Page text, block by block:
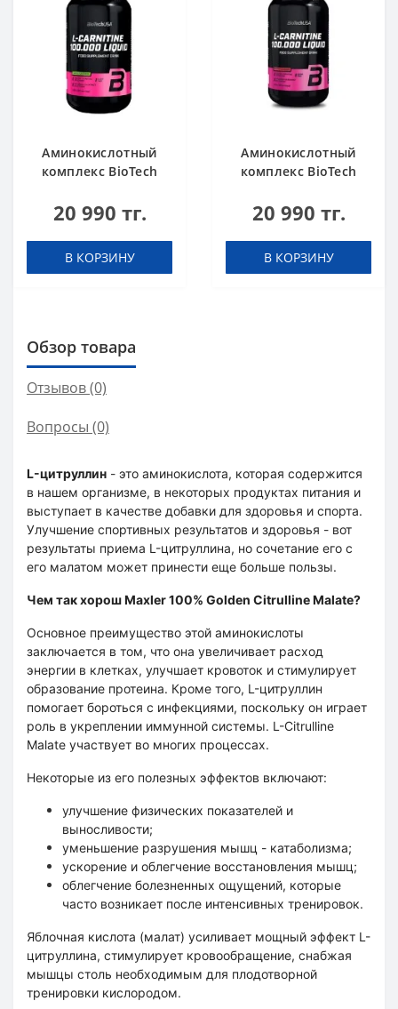
Аминокислотный
комплекс BioTech
100.000 Apple 500 мл
20 990 тг.
В КОРЗИНУ
Аминокислотный
комплекс BioTech
100.000 Cherry 500
20 990 тг.
В КОРЗИНУ
Обзор товара
Отзывов (0)
Вопросы (0)
L-цитруллин - это аминокислота, которая содержится
в нашем организме, в некоторых продуктах питания и
выступает в качестве добавки для здоровья и спорта.
Улучшение спортивных результатов и здоровья - вот
результаты приема L-цитруллина, но сочетание его с
его малатом может принести еще больше пользы.
Чем так хорош Maxler 100% Golden Citrulline Malate?
Основное преимущество этой аминокислоты
заключается в том, что она увеличивает расход
энергии в клетках, улучшает кровоток и стимулирует
образование протеина. Кроме того, L-цитруллин
помогает бороться с инфекциями, поскольку он играет
роль в укреплении иммунной системы. L-Citrulline
Malate участвует во многих процессах.
Некоторые из его полезных эффектов включают:
улучшение физических показателей и
выносливости;
уменьшение разрушения мышц - катаболизма;
ускорение и облегчение восстановления мышц;
облегчение болезненных ощущений, которые
часто возникает после интенсивных тренировок.
Яблочная кислота (малат) усиливает мощный эффект L-
цитруллина, стимулирует кровообращение, снабжая
мышцы столь необходимым для плодотворной
тренировки кислородом.